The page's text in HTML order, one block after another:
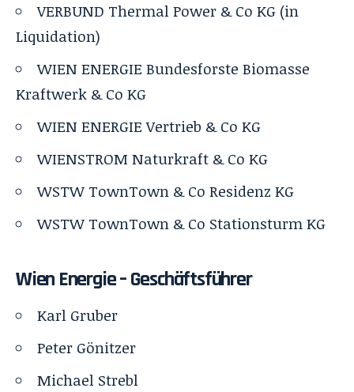
VERBUND Thermal Power & Co KG (in
Liquidation)
WIEN ENERGIE Bundesforste Biomasse
Kraftwerk & Co KG
WIEN ENERGIE Vertrieb & Co KG
WIENSTROM Naturkraft & Co KG
WSTW TownTown & Co Residenz KG
WSTW TownTown & Co Stationsturm KG
Wien Energie –Geschäftsführer
Karl Gruber
Peter Gönitzer
Michael Strebl